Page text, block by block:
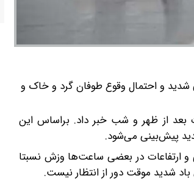
شدید و احتمال وقوع طوفان گرد و خاک و
بعد از ظهر و شب خبر داد. براساس این
پیش‌بینی می‌شود.
جنوبی، غربی، مرکزی و ارتفاعات در بعضی ساعت‌ها وزش نسبتا
شدید موقت دور از انتظار نیست.